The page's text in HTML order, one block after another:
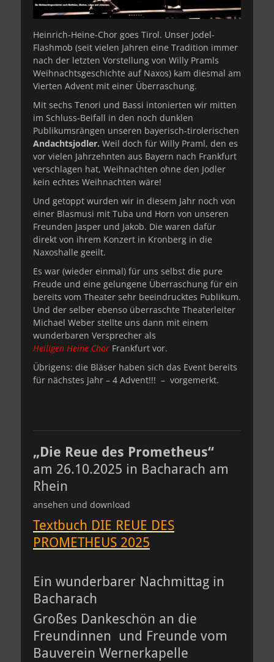
Heinrich-Heine-Chor goes Tirol. Unser Jodel-
Flashmob (seit vielen Jahren eine Tradition immer
nach der letzten Vorstellung von Willy Pramls
Weihnachtsgeschichte auf Naxos) kam diesmal am
Vierten Advent mit einer Überraschung.
Mit sechs Tenori und Bassi intonierten wir mitten
im Schluss-Beifall in den noch dunklen
Publikumsrängen unseren bayerisch-tirolerischen
Andachtsjodler. Weil doch für Willy Praml, den es
vor vielen Jahrzehnten aus Bayern nach Frankfurt
verschlagen hat, Weihnachten ohne den Jodler
kein echtes Weihnachten wäre!
Und getoppt wurden wir in diesem Jahr noch von
einer Blasmusi mit Tuba und Horn von unseren
Freunden Jasper und Jakob. Die waren dafür
direkt von ihrem Konzert in Kronberg in die
Naxoshalle geeilt.
Es war (wieder einmal) für uns selbst die pure
Freude und eine gelungene Überraschung für ein
bereits vom Theater sehr beeindrucktes Publikum.
Und der selber ebenso überraschte Theaterleiter
Michael Weber stellte uns dann mit einem
wunderbaren Versprecher als
Heiligen Heine Chor Frankfurt vor.
Übrigens: die Bläser haben sich das Event bereits
für nächstes Jahr – 4 Advent!!! – vorgemerkt.
„Die Reue des Prometheus“
am 26.10.2025 in Bacharach am
Rhein
ansehen und download
Textbuch DIE REUE DES
PROMETHEUS 2025
Ein wunderbarer Nachmittag in
Bacharach
Großes Dankeschön an die
Freundinnen und Freunde vom
Bauverein Wernerkapelle